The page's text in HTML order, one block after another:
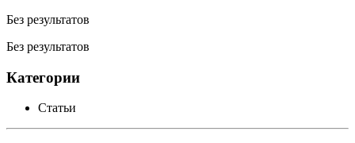
Без результатов
Без результатов
Категории
Статьи